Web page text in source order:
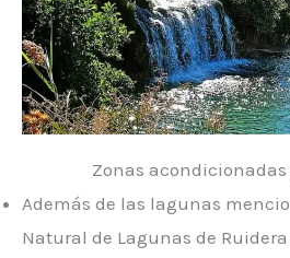
Zonas
Además de las lagunas
Natural de Lagunas de